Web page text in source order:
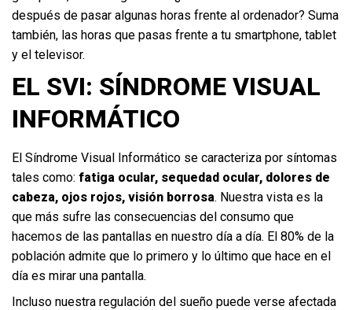
después de pasar algunas horas frente al ordenador? Suma
también, las horas que pasas frente a tu smartphone, tablet
y el televisor.
EL SVI: SÍNDROME VISUAL
INFORMÁTICO
El Síndrome Visual Informático se caracteriza por síntomas
tales como: fatiga ocular, sequedad ocular, dolores de
cabeza, ojos rojos, visión borrosa. Nuestra vista es la
que más sufre las consecuencias del consumo que
hacemos de las pantallas en nuestro día a día. El 80% de la
población admite que lo primero y lo último que hace en el
día es mirar una pantalla.
Incluso nuestra regulación del sueño puede verse afectada